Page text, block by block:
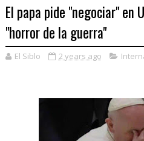
El papa pide "negociar" en
"horror de la guerra"
El Siblo 2 years ago